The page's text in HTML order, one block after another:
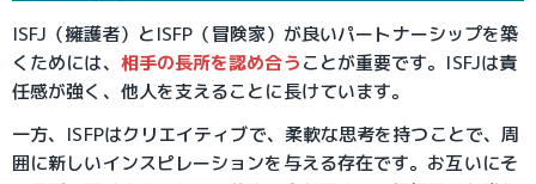
ISFJ（擁護者）とISFP（冒険家）が良いパートナーシップを築
くためには、 相手の長所を認め合うことが重要です。ISFJは責
任感が強く、他人を支えることに長けています。
一方、ISFPはクリエイティブで、柔軟な思考を持つことで、周
囲に新しいインスピレーションを与える存在です。お互いにそ